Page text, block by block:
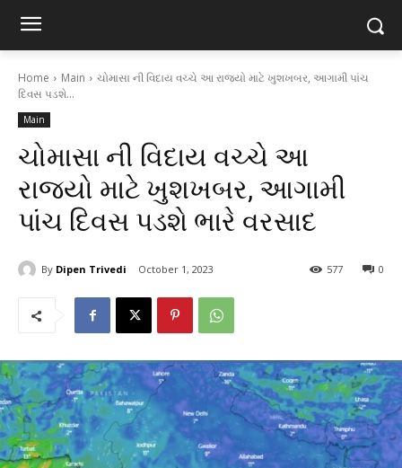
Home Main
ચોમાસા ની વિદાય વચ્ચે આ રાજ્યો માટે ખુશખબર, આગામી પાંચ
દિવસ પડશે...
Main
ચોમાસા ની વિદાય વચ્ચે આ
રાજ્યો માટે ખુશખબર, આગામી
પાંચ દિવસ પડશે ભારે વરસાદ
By Dipen Trivedi October 1, 2023 0
577